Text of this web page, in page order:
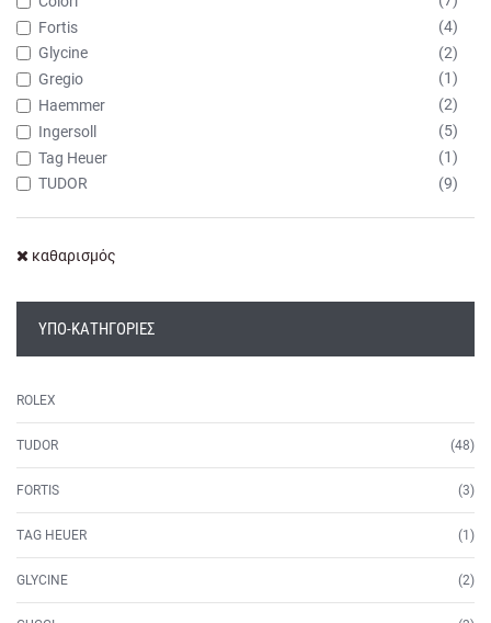
Fortis
(4)
Glycine
(2)
Gregio
(1)
Haemmer
(2)
Ingersoll
(5)
Tag Heuer
(1)
TUDOR
(9)
καθαρισμός
ΥΠΟ-ΚΑΤΗΓΟΡΊΕΣ
ROLEX
TUDOR (48)
FORTIS (3)
TAG HEUER (1)
GLYCINE (2)